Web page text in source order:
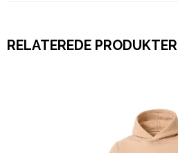
RELATEREDE PRODUKTER